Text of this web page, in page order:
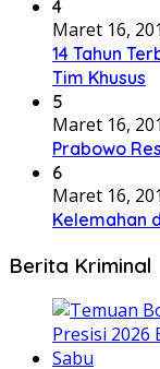
4
Maret 16,
14 Tahun
Tim Khusus
5
Maret 16,
Prabowo
6
Maret 16,
Kelemahan
Berita Kriminal